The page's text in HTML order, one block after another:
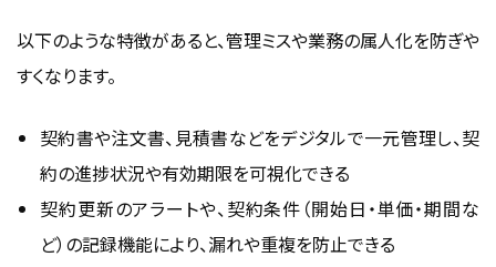
以下のような特徴があると、管理ミスや業務の属人化を防ぎや
すくなります。
契約書や注文書、見積書などをデジタルで一元管理し、契
約の進捗状況や有効期限を可視化できる
契約更新のアラートや、契約条件（開始日・単価・期間な
ど）の記録機能により、漏れや重複を防止できる